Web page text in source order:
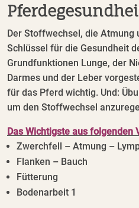
Der Stoffwechsel, die Atmung
Schlüssel für die Gesundheit
Grundfunktionen Lunge, der
Darmes und der Leber
für das Pferd wichtig. Und:
um den Stoffwechsel
Das Wichtigste aus folgenden
Zwerchfell – Atmung –
Flanken – Bauch
Fütterung
Bodenarbeit 1